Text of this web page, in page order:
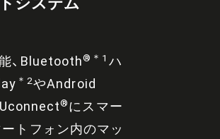
、Bluetooth®＊1 ハ
＊2やAndroid
®にスマー
トフォン内のマッ